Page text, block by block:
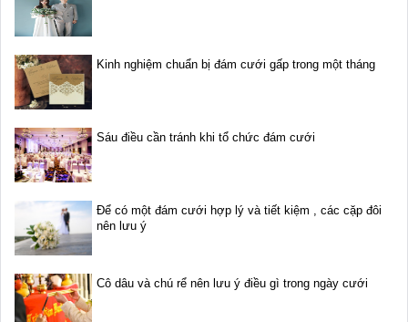
Kinh nghiệm chuẩn bị đám cưới gấp trong một tháng
Sáu điều cần tránh khi tổ chức đám cưới
Để có một đám cưới hợp lý và tiết kiệm , các cặp đôi
nên lưu ý
Cô dâu và chú rể nên lưu ý điều gì trong ngày cưới